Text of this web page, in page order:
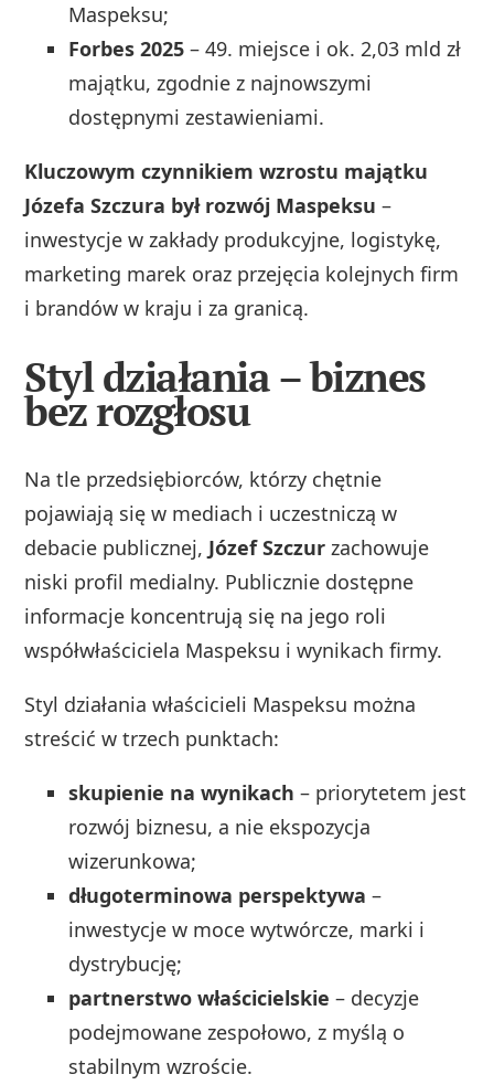
Maspeksu;
Forbes 2025 – 49. miejsce i ok. 2,03 mld zł
majątku, zgodnie z najnowszymi
dostępnymi zestawieniami.
Kluczowym czynnikiem wzrostu majątku
Józefa Szczura był rozwój Maspeksu –
inwestycje w zakłady produkcyjne, logistykę,
marketing marek oraz przejęcia kolejnych firm
i brandów w kraju i za granicą.
Styl działania – biznes
bez rozgłosu
Na tle przedsiębiorców, którzy chętnie
pojawiają się w mediach i uczestniczą w
debacie publicznej, Józef Szczur zachowuje
niski profil medialny. Publicznie dostępne
informacje koncentrują się na jego roli
współwłaściciela Maspeksu i wynikach firmy.
Styl działania właścicieli Maspeksu można
streścić w trzech punktach:
skupienie na wynikach – priorytetem jest
rozwój biznesu, a nie ekspozycja
wizerunkowa;
długoterminowa perspektywa –
inwestycje w moce wytwórcze, marki i
dystrybucję;
partnerstwo właścicielskie – decyzje
podejmowane zespołowo, z myślą o
stabilnym wzroście.